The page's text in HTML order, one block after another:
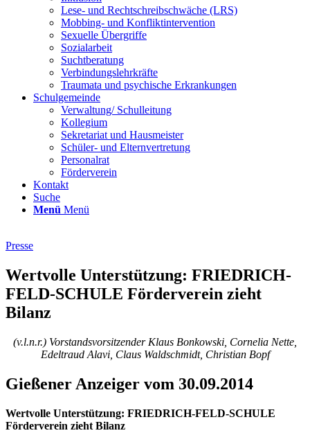
Lese- und Rechtschreibschwäche (LRS)
Mobbing- und Konfliktintervention
Sexuelle Übergriffe
Sozialarbeit
Suchtberatung
Verbindungslehrkräfte
Traumata und psychische Erkrankungen
Schulgemeinde
Verwaltung/ Schulleitung
Kollegium
Sekretariat und Hausmeister
Schüler- und Elternvertretung
Personalrat
Förderverein
Kontakt
Suche
Menü Menü
Presse
Wertvolle Unterstützung: FRIEDRICH-
FELD-SCHULE Förderverein zieht
Bilanz
(v.l.n.r.) Vorstandsvorsitzender Klaus Bonkowski, Cornelia Nette,
Edeltraud Alavi, Claus Waldschmidt, Christian Bopf
Gießener Anzeiger vom 30.09.2014
Wertvolle Unterstützung: FRIEDRICH-FELD-SCHULE
Förderverein zieht Bilanz